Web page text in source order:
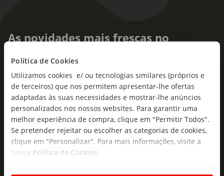
Política de Cookies
Utilizamos cookies e/ ou tecnologias similares (próprios e
de terceiros) que nos permitem apresentar-lhe ofertas
adaptadas às suas necessidades e mostrar-lhe anúncios
personalizados nos nossos websites. Para garantir uma
melhor experiência de compra, clique em "Permitir Todos".
Se pretender rejeitar ou escolher as categorias de cookies,
clique em "Personalizar". Para mais informações, visite a
nossa Política de Cookies.
As novidades mais frescas no
Subscreva e descubra campanhas exclusivas,
ofertas e novidades para si.
Insira o seu e-
mail
Subscrever